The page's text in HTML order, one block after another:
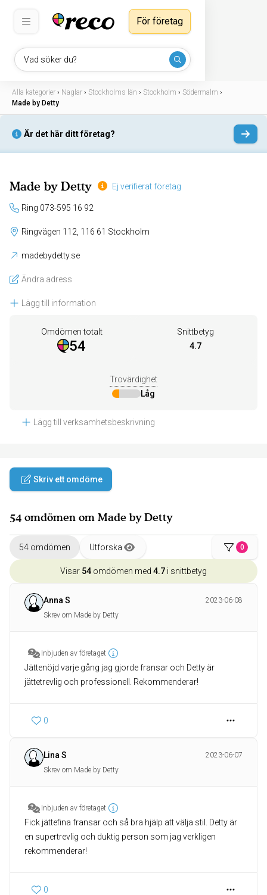
Vad söker du?
För företag
Alla kategorier › Naglar › Stockholms län › Stockholm › Södermalm ›
Made by Detty
Är det här ditt företag?
Made by Detty Ej verifierat företag
Ring 073-595 16 92
Ringvägen 112, 116 61 Stockholm
madebydetty.se
Ändra adress
Lägg till information
Omdömen totalt
54
Snittbetyg
4.7
Trovärdighet
Låg
Lägg till verksamhetsbeskrivning
Skriv ett omdöme
54 omdömen om Made by Detty
54 omdömen Utforska 0
Visar 54 omdömen med 4.7 i snittbetyg
Anna S
2023-06-08
Skrev om Made by Detty
Inbjuden av företaget
Jättenöjd varje gång jag gjorde fransar och Detty är
jättetrevlig och professionell. Rekommenderar!
0
Lina S
2023-06-07
Skrev om Made by Detty
Inbjuden av företaget
Fick jättefina fransar och så bra hjälp att välja stil. Detty är
en supertrevlig och duktig person som jag verkligen
rekommenderar!
0